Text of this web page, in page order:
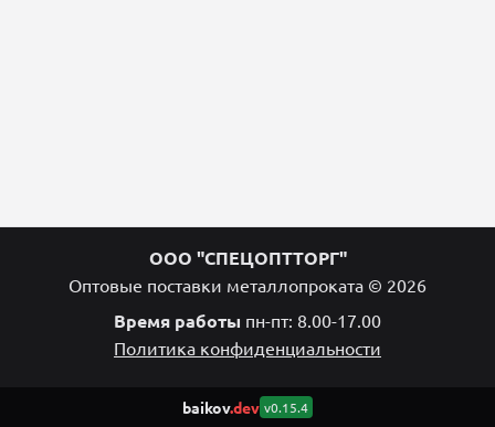
ООО "СПЕЦОПТТОРГ"
Оптовые поставки металлопроката © 2026
Время работы пн-пт: 8.00-17.00
Политика конфиденциальности
baikov.dev v0.15.4